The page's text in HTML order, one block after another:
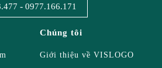
- 0977.166.171
Chúng tôi
Giới thiệu về VISLOGO